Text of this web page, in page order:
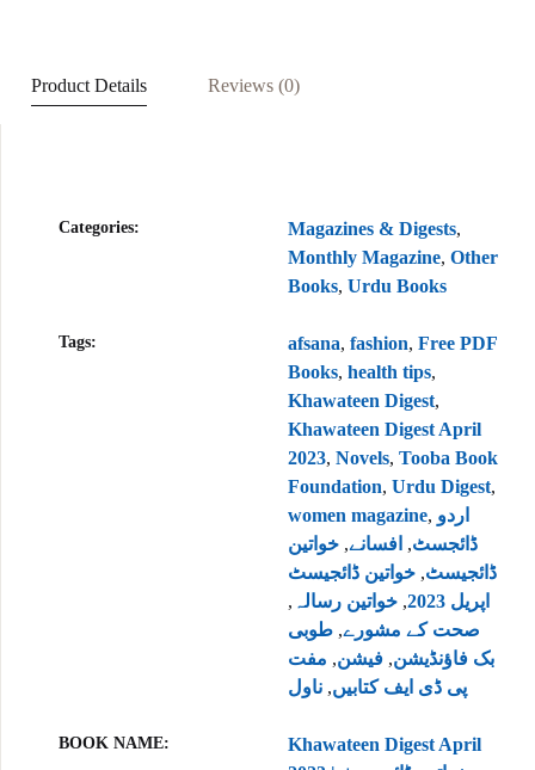
p
Product Details Reviews (0)
Categories: Magazines & Digests,
Monthly Magazine, Other
Books, Urdu Books
Tags: afsana, fashion, Free PDF
Books, health tips,
Khawateen Digest,
Khawateen Digest April
2023, Novels, Tooba Book
Foundation, Urdu Digest,
women magazine, اردو
ڈائجسٹ, افسانے, خواتین
ڈائجیسٹ, خواتین ڈائجیسٹ
اپریل 2023
, خواتین رسالہ ,
صحت کے مشورے, طوبی
بک فاؤنڈیشن, فیشن, مفت
پی ڈی ایف کتابیں, ناول
BOOK NAME
Khawateen Digest April